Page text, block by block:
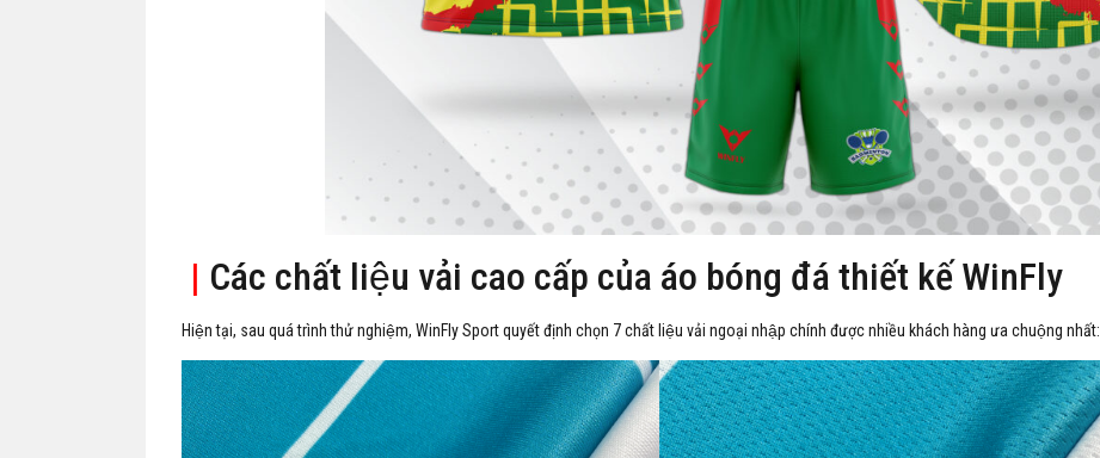
| Các chất liệu vải cao cấp của áo bóng đá thiết kế WinFly
Hiện tại, sau quá trình thử nghiệm, WinFly Sport quyết định chọn 7 chất liệu vải ngoại nhập chính được nhiều khách hàng ưa chuộng nhất: